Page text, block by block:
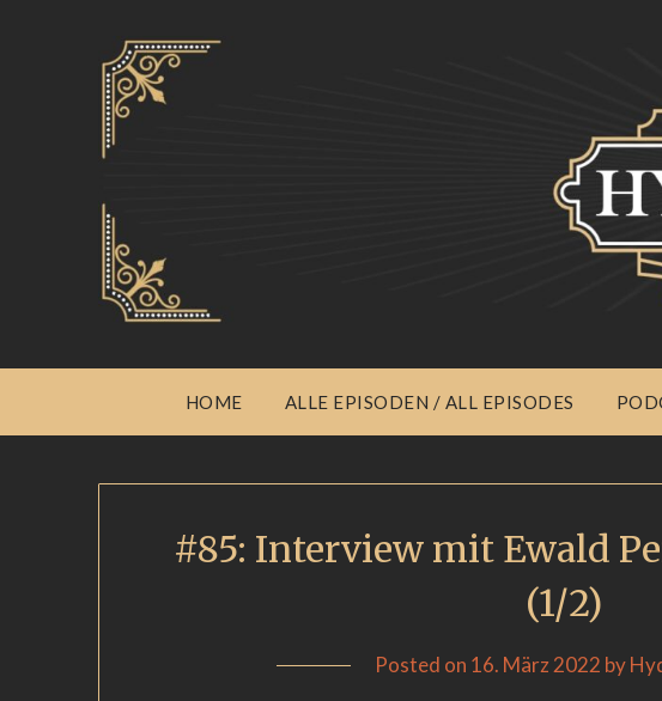
HOME ALLE EPISODEN / ALL EPISODES
#85: Interview mit Ewald
(1/2)
Posted on 16. März 2022 by